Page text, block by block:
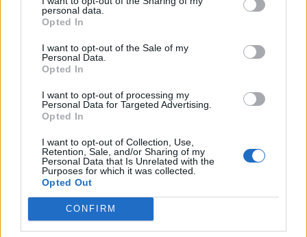
personal data.
Opted In
I want to opt-out of the Sale of my
Personal Data.
Opted In
I want to opt-out of processing my
Personal Data for Targeted Advertising.
Opted In
I want to opt-out of Collection, Use,
Retention, Sale, and/or Sharing of my
Personal Data that Is Unrelated with the
Purposes for which it was collected.
Opted Out
CONFIRM
такива клиенти.
Ситуацията, в която се намираме е
свят. Как се отразява това на практика върху
начина, по който жените пазаруват днес?
Предпочитат ли да дойдат до магазина Ви,
или избират алтернативи?
Да, определено ситуацията влияе, но модата
винаги ще си намира път. Преминава се към
онлайн търговията.
посока. Клиентите ни могат да посетят профила